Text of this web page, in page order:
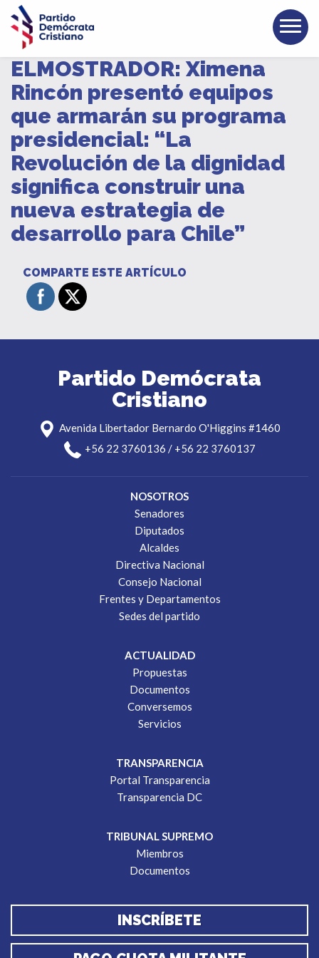
ELMOSTRADOR: Ximena
Rincón presentó equipos
que armarán su programa
presidencial: “La
Revolución de la dignidad
significa construir una
nueva estrategia de
desarrollo para Chile”
COMPARTE ESTE ARTÍCULO
Partido Demócrata
Cristiano
Avenida Libertador Bernardo O'Higgins #1460
+56 22 3760136 / +56 22 3760137
NOSOTROS
Senadores
Diputados
Alcaldes
Directiva Nacional
Consejo Nacional
Frentes y Departamentos
Sedes del partido
ACTUALIDAD
Propuestas
Documentos
Conversemos
Servicios
TRANSPARENCIA
Portal Transparencia
Transparencia DC
TRIBUNAL SUPREMO
Miembros
Documentos
INSCRÍBETE